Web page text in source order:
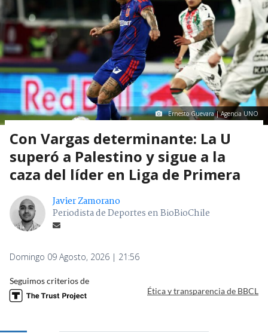
Ernesto Guevara | Agencia UNO
Con Vargas determinante: La U
superó a Palestino y sigue a la
caza del líder en Liga de Primera
Javier Zamorano
Periodista de Deportes en BioBioChile
Domingo 09 Agosto, 2026 | 21:56
Seguimos criterios de
Ética y transparencia de BBCL